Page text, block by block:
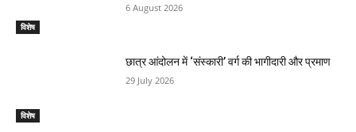
विशेष
6 August 2026
विशेष
छात्र आंदोलन में ‘संस्कारी’ वर्ग की भागीदारी और प्रमाण
29 July 2026